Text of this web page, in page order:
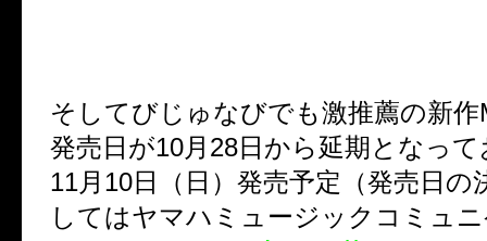
そしてびじゅなびでも激推薦の新作
発売日が10月28日から延期となっ
11月10日（日）発売予定（発売日の
してはヤマハミュージックコミュ